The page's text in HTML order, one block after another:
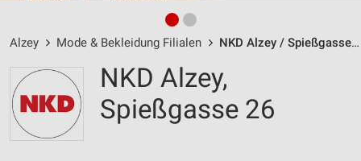
Alzey Mode & Bekleidung Filialen NKD Alzey / Spießgasse 26 - Öffnungszeiten & Adresse
NKD Alzey,
Spießgasse 26